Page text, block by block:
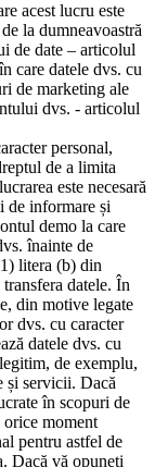
acest lucru este
la dumneavoastră
de date – articolul
care datele dvs. cu
de marketing ale
dvs. - articolul
personal,
de a limita
este necesară
de informare și
demo la care
înainte de
litera (b) din
datele. În
din motive legate
dvs. cu caracter
datele dvs. cu
de exemplu,
și servicii. Dacă
în scopuri de
moment
pentru astfel de
Dacă vă opuneți